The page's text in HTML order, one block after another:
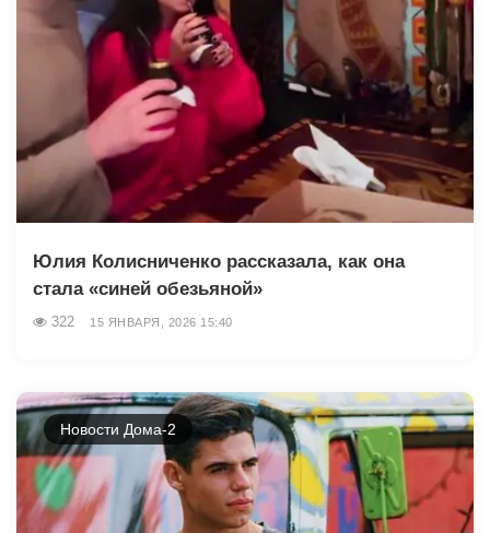
Юлия Колисниченко рассказала, как она
стала «синей обезьяной»
322 15 ЯНВАРЯ, 2026 15:40
Новости Дома-2